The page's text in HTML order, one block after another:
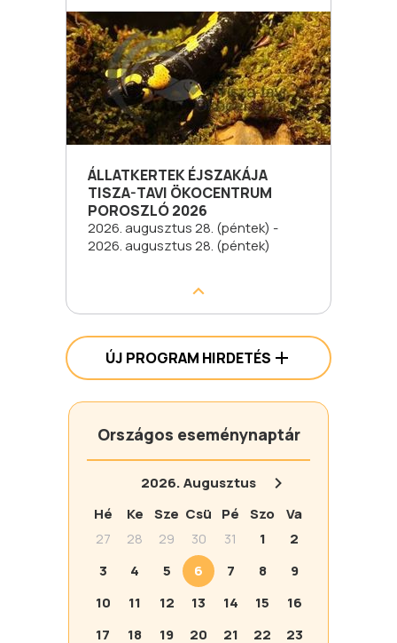
ÁLLATKERTEK ÉJSZAKÁJA
TISZA-TAVI ÖKOCENTRUM
POROSZLÓ 2026
2026. augusztus 28. (péntek) -
2026. augusztus 28. (péntek)
ÚJ PROGRAM HIRDETÉS
Országos eseménynaptár
2026.Augusztus
Hé
Ke Sze Csü Pé Szo
Va
27
28 29 30 31 1
2
3
4 5 6 7 8
9
10
11 12 13 14 15
16
17
18 19 20 21 22 23